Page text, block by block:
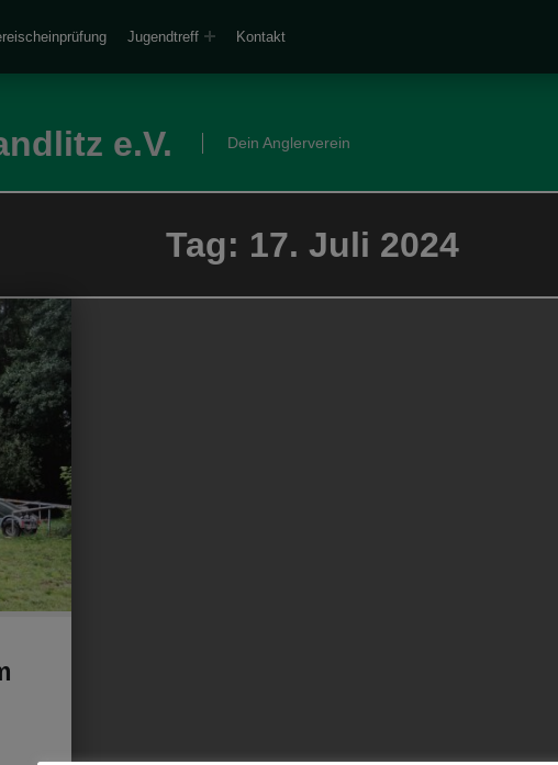
Jugendtreff Kontakt
e.V. Dein Anglerverein
Tag: 17. Juli 2024